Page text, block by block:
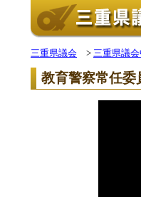
三重県議会 > 三重県議
教育警察常任委